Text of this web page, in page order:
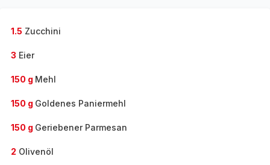
1.5 Zucchini
3 Eier
150 g Mehl
150 g Goldenes Paniermehl
150 g Geriebener Parmesan
2 Olivenöl